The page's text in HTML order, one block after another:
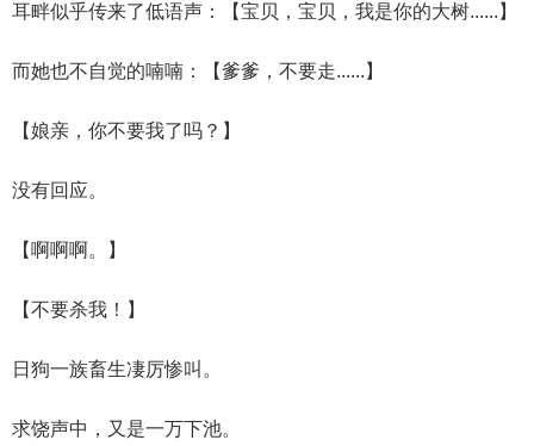
耳畔似乎传来了低语声：【宝贝，宝贝，我是你的大树......】
而她也不自觉的喃喃：【爹爹，不要走......】
【娘亲，你不要我了吗？】
没有回应。
【啊啊啊。】
【不要杀我！】
日狗一族畜生凄厉惨叫。
求饶声中，又是一万下池。